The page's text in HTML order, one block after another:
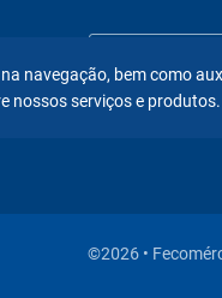
©2026 •
navegação, bem como
nossos serviços e